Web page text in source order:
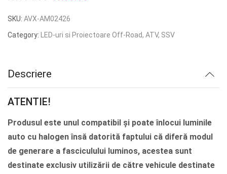
inițial
a
este:
SKU: AVX-AM02426
Category:
LED-uri si Proiectoare Off-Road, ATV, SSV
Descriere
ATENTIE!
Produsul este unul compatibil și poate înlocui luminile
auto cu halogen însă datorită faptului că diferă modul
de generare a fasciculului luminos, acestea sunt
destinate exclusiv utilizării de către vehicule destinate